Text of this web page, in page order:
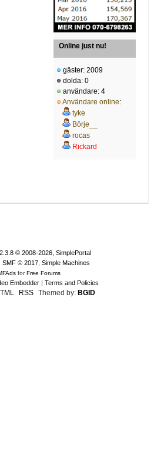
Online just nu!
gäster: 2009
dolda: 0
användare: 4
Användare online:
tyke
Börje__
rocas
Rickard
© 2008-2026, SimplePortal
SMF © 2017, Simple Machines
forFree Forums
Embedder | Terms and Policies
RSS Themed by: BGID